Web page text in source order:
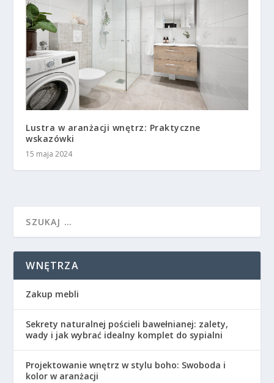
Lustra w aranżacji wnętrz: Praktyczne
wskazówki
15 maja 2024
WNĘTRZA
Zakup mebli
Sekrety naturalnej pościeli bawełnianej: zalety,
wady i jak wybrać idealny komplet do sypialni
Projektowanie wnętrz w stylu boho: Swoboda i
kolor w aranżacji